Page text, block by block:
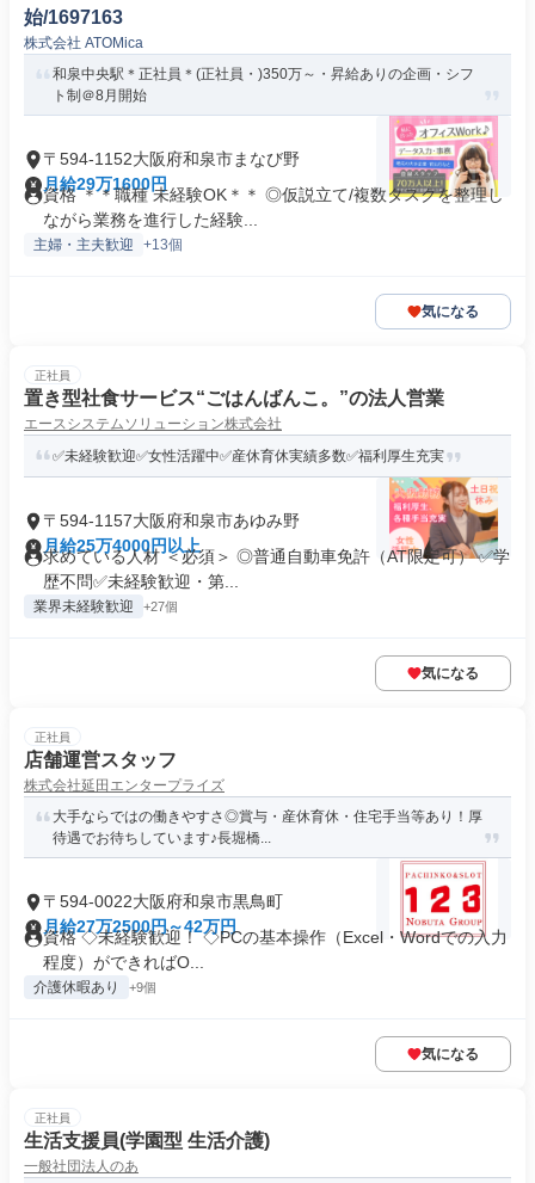
始/1697163
株式会社 ATOMica
和泉中央駅＊正社員＊(正社員・)350万～・昇給ありの企画・シフ
ト制＠8月開始
〒594-1152大阪府和泉市まなび野
月給29万1600円
資格 ＊＊職種 未経験OK＊＊ ◎仮説立て/複数タスクを整理し
ながら業務を進行した経験...
主婦・主夫歓迎 +13個
気になる
正社員
置き型社食サービス“ごはんばんこ。”の法人営業
エースシステムソリューション株式会社
✅未経験歓迎✅女性活躍中✅産休育休実績多数✅福利厚生充実
〒594-1157大阪府和泉市あゆみ野
月給25万4000円以上
求めている人材 ＜必須＞ ◎普通自動車免許（AT限定可） ✅学
歴不問✅未経験歓迎・第...
業界未経験歓迎 +27個
気になる
正社員
店舗運営スタッフ
株式会社延田エンタープライズ
大手ならではの働きやすさ◎賞与・産休育休・住宅手当等あり！厚
待遇でお待ちしています♪長堀橋...
〒594-0022大阪府和泉市黒鳥町
月給27万2500円～42万円
資格 ◇未経験歓迎！ ◇PCの基本操作（Excel・Wordでの入力
程度）ができればO...
介護休暇あり +9個
気になる
正社員
生活支援員(学園型 生活介護)
一般社団法人のあ